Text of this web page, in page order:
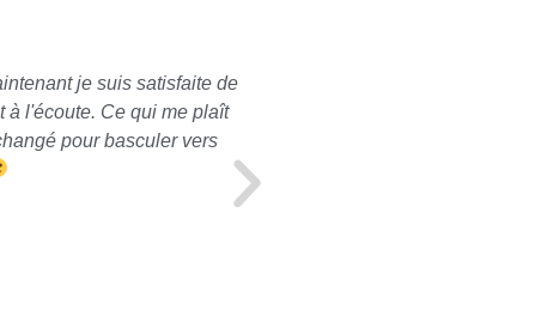
je suis satisfaite de
à l'écoute. Ce qui me plaît
pour basculer vers